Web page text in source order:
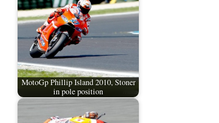
MotoGp Phillip Island 2010, Stoner
in pole position